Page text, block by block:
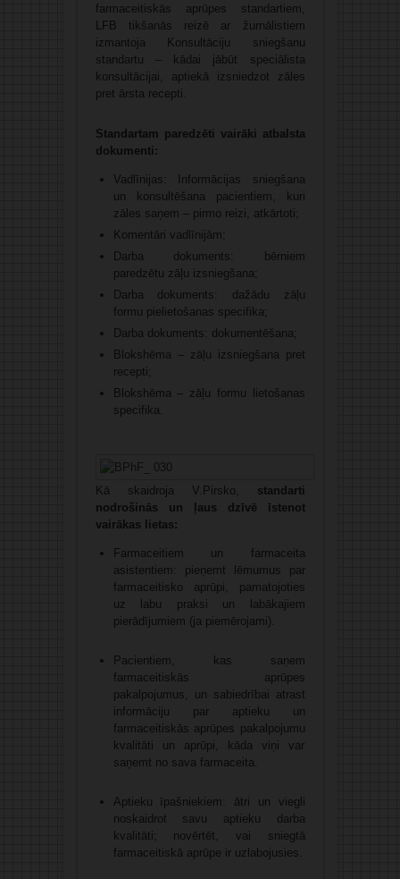
farmaceitiskās aprūpes standartiem,
LFB tikšanās reizē ar žurnālistiem
izmantoja Konsultāciju sniegšanu
standartu – kādai jābūt speciālista
konsultācijai, aptiekā izsniedzot zāles
pret ārsta recepti.
Standartam paredzēti vairāki atbalsta
dokumenti:
Vadlīnijas: Informācijas sniegšana
un konsultēšana pacientiem, kuri
zāles saņem – pirmo reizi, atkārtoti;
Komentāri vadlīnijām;
Darba dokuments: bērniem
paredzētu zāļu izsniegšana;
Darba dokuments: dažādu zāļu
formu pielietošanas specifika;
Darba dokuments: dokumentēšana;
Blokshēma – zāļu izsniegšana pret
recepti;
Blokshēma – zāļu formu lietošanas
specifika.
Kā skaidroja V.Pirsko, standarti
nodrošinās un ļaus dzīvē īstenot
vairākas lietas:
Farmaceitiem un farmaceita
asistentiem: pieņemt lēmumus par
farmaceitisko aprūpi, pamatojoties
uz labu praksi un labākajiem
pierādījumiem (ja piemērojami).
Pacientiem, kas saņem
farmaceitiskās aprūpes
pakalpojumus, un sabiedrībai atrast
informāciju par aptieku un
farmaceitiskās aprūpes pakalpojumu
kvalitāti un aprūpi, kāda viņi var
saņemt no sava farmaceita.
Aptieku īpašniekiem: ātri un viegli
noskaidrot savu aptieku darba
kvalitāti; novērtēt, vai sniegtā
farmaceitiskā aprūpe ir uzlabojusies.